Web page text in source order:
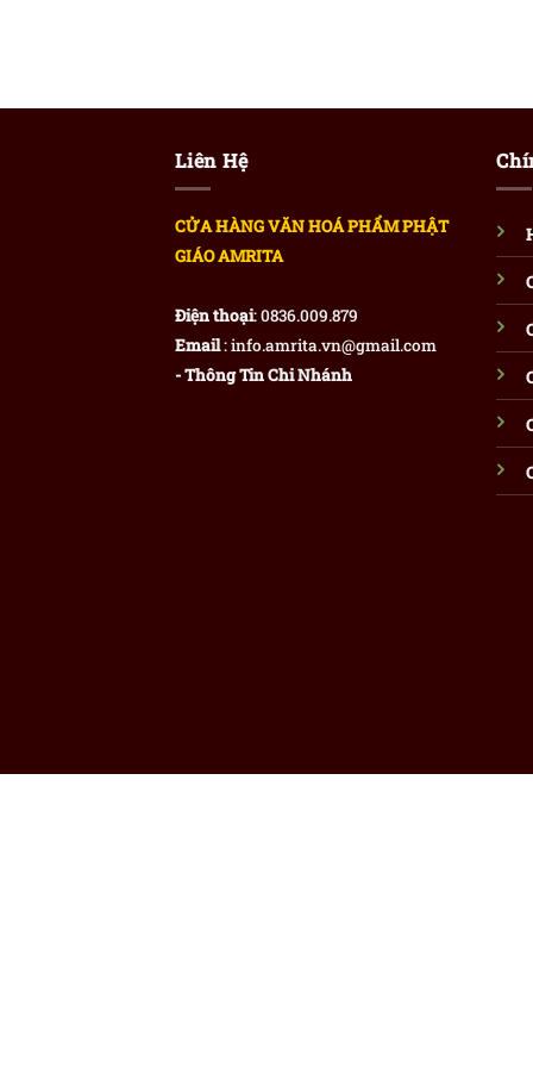
Liên Hệ
CỬA HÀNG VĂN HOÁ PHẨM PHẬT
GIÁO AMRITA
Điện thoại: 0836.009.879
Email: info.amrita.vn@gmail.com
- Thông Tin Chi Nhánh